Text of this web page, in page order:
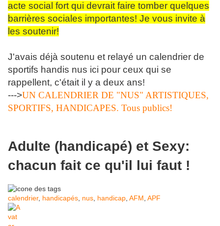
acte social fort qui devrait faire tomber quelques
barrières sociales importantes! Je vous invite à
les soutenir!
J'avais déjà soutenu et relayé un calendrier de
sportifs handis nus ici pour ceux qui se
rappellent, c'était il y a deux ans!
--->UN CALENDRIER DE "NUS" ARTISTIQUES,
SPORTIFS, HANDICAPES. Tous publics!
Adulte (handicapé) et Sexy:
chacun fait ce qu'il lui faut !
calendrier, handicapés nus handicap AFM APF